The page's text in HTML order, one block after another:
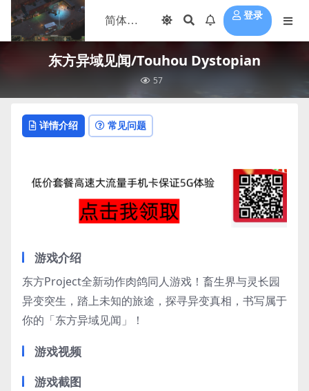
登录
东方异域见闻/Touhou Dystopian
57
详情介绍 常见问题
游戏介绍
东方Project全新动作肉鸽同人游戏！畜生界与灵长园
异变突生，踏上未知的旅途，探寻异变真相，书写属于
你的「东方异域见闻」！
游戏视频
游戏截图